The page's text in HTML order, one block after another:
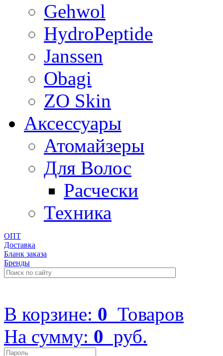
Gehwol
HydroPeptide
Janssen
Obagi
ZO Skin
Aксессуары
Атомайзеры
Для Волос
Расчески
Техника
ОПТ
Доставка
Бланк заказа
Бренды
В корзине: 0 Товаров
На сумму: 0 руб.